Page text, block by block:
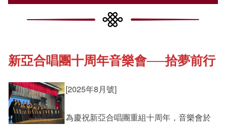
《新亞簡訊》
《新亞書院概覽》
其他書院出版
College Updates
Cultural Topics
Staff Engagement
新亞合唱團十周年音樂會──拾夢前行
[2025年8月號]
為慶祝新亞合唱團重組十周年，音樂會於